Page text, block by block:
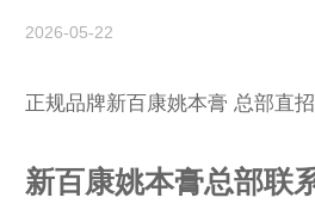
2026-05-22
正规品牌新百康姚本膏 总部直
新百康姚本膏总部联